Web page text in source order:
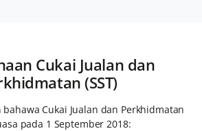
Cukai Jualan dan
(SST)
Cukai Jualan dan Perkhidmatan
pada 1 September 2018: